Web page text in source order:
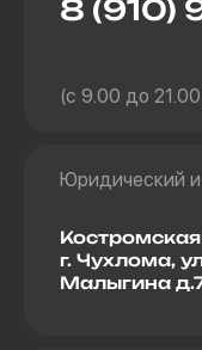
8 (910)
(с 9.00 до
Юридический
г. Чухлома,
Малыгина